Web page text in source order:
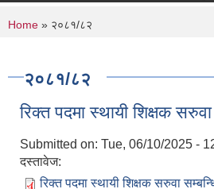
You are here
Home » २०८१/८२
२०८१/८२
रिक्त पदमा स्थायी शिक्षक
Submitted on: Tue, 06/10/2025 -
दस्तावेज:
रिक्त पदमा स्थायी शिक्षक सरुवा